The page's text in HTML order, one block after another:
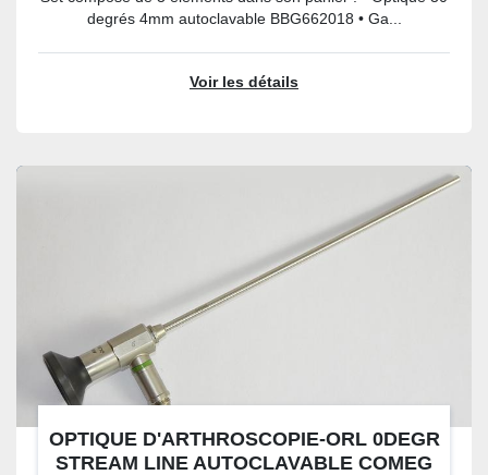
degrés 4mm autoclavable BBG662018 • Ga...
Voir les détails
OPTIQUE D'ARTHROSCOPIE-ORL 0DEGR
STREAM LINE AUTOCLAVABLE COMEG